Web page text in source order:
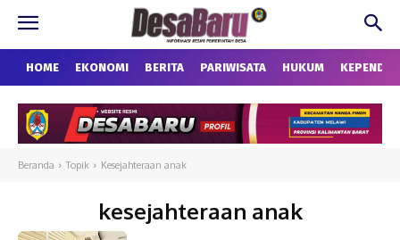
HOME EKONOMI BERITA PARIWISATA HUKUM
Beranda Topik Kesejahteraan anak
kesejahteraan anak